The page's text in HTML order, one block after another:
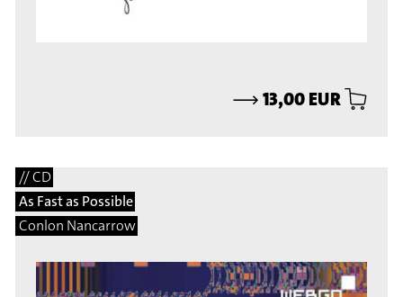
⟶13,00 EUR
// CD
As Fast as Possible
Conlon Nancarrow